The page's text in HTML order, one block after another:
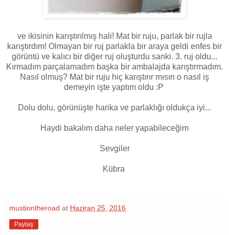
ve ikisinin karıştırılmış hali! Mat bir ruju, parlak bir rujla
karıştırdım! Olmayan bir ruj parlakla bir araya geldi enfes bir
görüntü ve kalıcı bir diğer ruj oluşturdu sanki. 3. ruj oldu...
Kırmadım parçalamadım başka bir ambalajda karıştırmadım.
Nasıl olmuş? Mat bir ruju hiç karıştırır mısın o nasıl iş
demeyin işte yaptım oldu :P
Dolu dolu, görünüşte harika ve parlaklığı oldukça iyi...
Haydi bakalım daha neler yapabileceğim
Sevgiler
Kübra
mustiontheroad at Haziran 25, 2016
Paylaş